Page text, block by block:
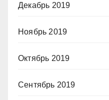
Декабрь 2019
Ноябрь 2019
Октябрь 2019
Сентябрь 2019